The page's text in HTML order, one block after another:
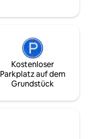
Kostenloser
Parkplatz auf dem
Grundstück